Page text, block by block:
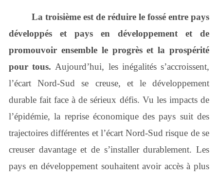
La troisième est de réduire le fossé entre pays
développés et pays en développement et de
promouvoir ensemble le progrès et la prospérité
pour tous. Aujourd’hui, les inégalités s’accroissent,
l’écart Nord-Sud se creuse, et le développement
durable fait face à de sérieux défis. Vu les impacts de
l’épidémie, la reprise économique des pays suit des
trajectoires différentes et l’écart Nord-Sud risque de se
creuser davantage et de s’installer durablement. Les
pays en développement souhaitent avoir accès à plus